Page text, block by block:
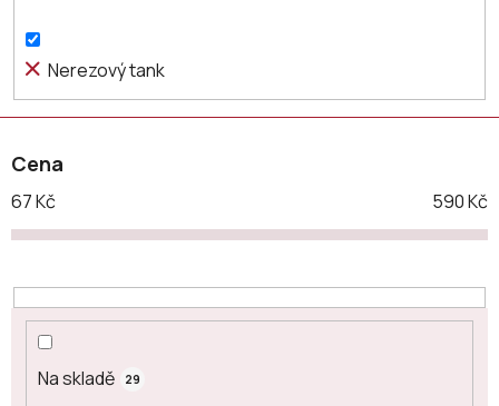
u
t
ů
Nerezový tank
Cena
67Kč 590Kč
Na skladě 29